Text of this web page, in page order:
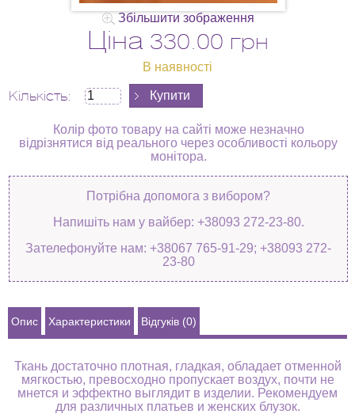
Збільшити зображення
Ціна 330.00 грн
В наявності
Кількість:
Колір фото товару на сайті може незначно
відрізнятися від реального через особливості кольору
монітора.
Потрібна допомога з вибором?
Напишіть нам у вайбер: +38093 272-23-80.
Зателефонуйте нам: +38067 765-91-29; +38093 272-
23-80
Опис Характеристики Відгуків (0)
Ткань достаточно плотная, гладкая, обладает отменной
мягкостью, превосходно пропускает воздух, почти не
мнется и эффектно выглядит в изделии. Рекомендуем
для различных платьев и женских блузок.